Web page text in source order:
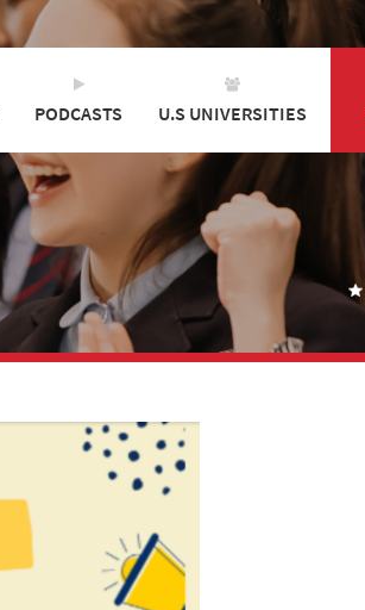
PODCASTS U.S UNIVERSITIES